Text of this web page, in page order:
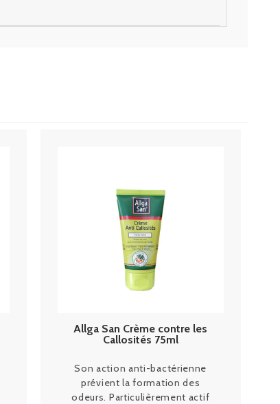
Allga San Crème contre les
Callosités 75ml
Son action anti-bactérienne
prévient la formation des
odeurs. Particulièrement actif